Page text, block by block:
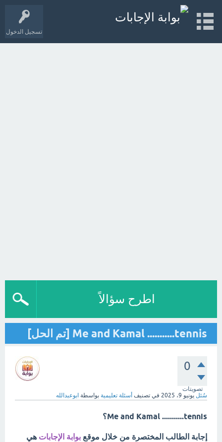
تسجيل الدخول
اطرح سؤالاً
Me and Kamal ...........tennis [تم الحل]
0
تصويتات
سُئل يونيو 9، 2025 في تصنيف أسئلة تعليمية بواسطة ابوعبدالله
Me and Kamal ...........tennis؟
إجابة الطالب المختصرة من خلال موقع بوابة الإجابات هي